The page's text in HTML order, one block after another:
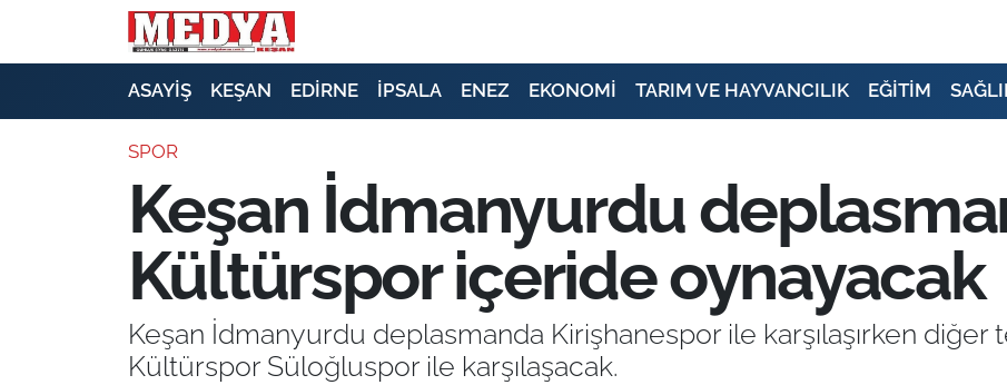
ASAYİŞ KEŞAN EDİRNE İPSALA ENEZ EKONOMİ TARIM VE HAYVANCILIK EĞİTİM
SPOR
Keşan İdmanyurdu
Kültürspor içeride oynayacak
Keşan İdmanyurdu deplasmanda Kirişhanespor ile karşılaşırken
Kültürspor Süloğluspor ile karşılaşacak.
E-GAZETE
SİYASET
EKONOMİ